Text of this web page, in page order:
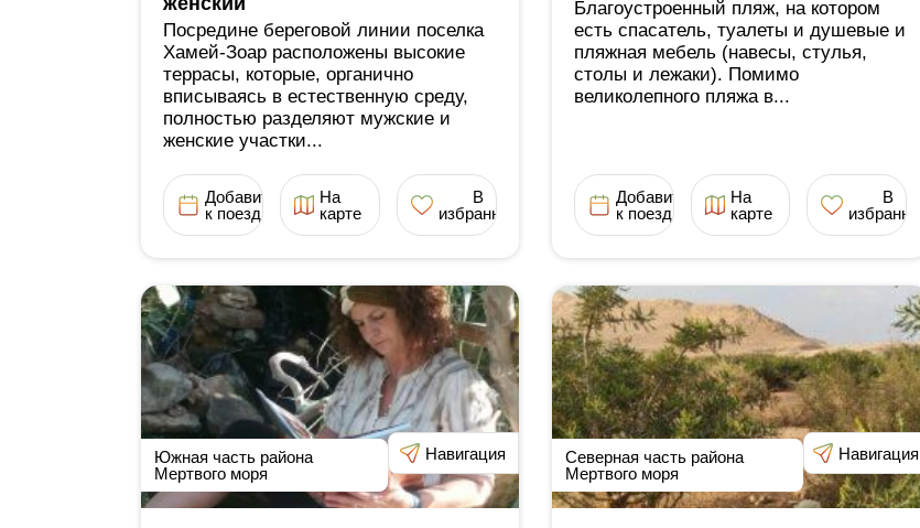
Посредине береговой линии поселка
Хамей-Зоар расположены высокие
террасы, которые, органично
вписываясь в естественную среду,
полностью разделяют мужские и
женские участки...
Добавить
к поездке
На
карте
В
избранное
Благоустроенный пляж, на котором
есть спасатель, туалеты и душевые и
пляжная мебель (навесы, стулья,
столы и лежаки). Помимо
великолепного пляжа в...
Добавить
к поездке
На
карте
В
избранное
Южная часть района
Мертвого моря
Навигация
Северная часть района
Мертвого моря
Навигация